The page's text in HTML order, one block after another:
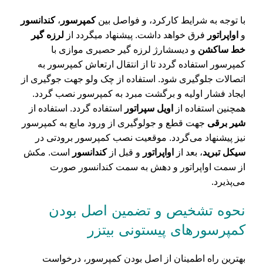
با توجه به شرایط کارکرد، و فواصل بینکمپرسور ،کندانسور
و اواپراتور فرق خواهد داشت. پیشنهاد میگردد از لرزه گیر
خط ساکشن و دیسشارژ لرزه گیر حصیری موازی با
کمپرسور استفاده گردد تا از انتقال ارتعاش کمپرسور به
اتصالات جلوگیری شود. استفاده از چک ولو جهت جوگیری از
ایجاد فشار اولیه و برگشت مبرد به کمپرسور نصب گردد.
همچنین استفاده از
اویل سپراتور
استفاده گردد. استفاده از
شیر برقی جهت قطع و جولوگیری از ورود مایع به کمپرسور
نیز پیشنهاد می‌گردد. موقعیت نصب کمپرسور برودتی در
سیکل تبرید، بعد از اواپراتور و قبل ازکندانسور
است. مکش
از سمت اواپراتور و دهش به سمت کندانسور صورت
می‌پذیرد.
نحوه تشخیص و تضمین اصل بودن
کمپرسور‌های پیستونی بیتزر
بهترین راه اطمینان از اصل بودن کمپرسور، درخواست